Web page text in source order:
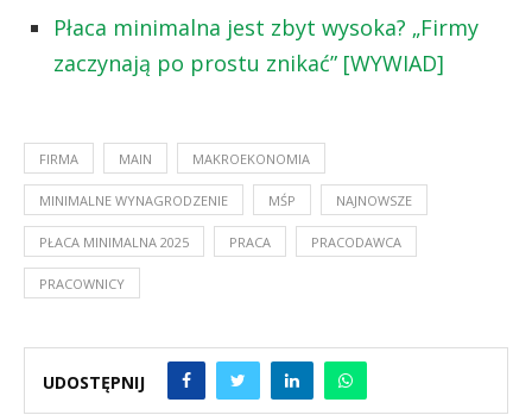
Płaca minimalna jest zbyt wysoka? „Firmy
zaczynają po prostu znikać” [WYWIAD]
FIRMA MAIN MAKROEKONOMIA
MINIMALNE WYNAGRODZENIE MŚP NAJNOWSZE
PŁACA MINIMALNA 2025 PRACA PRACODAWCA
PRACOWNICY
UDOSTĘPNIJ